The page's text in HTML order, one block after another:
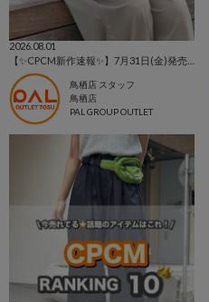
2026.08.01
鳥栖店 スタッフ
鳥栖店
PAL GROUP OUTLET